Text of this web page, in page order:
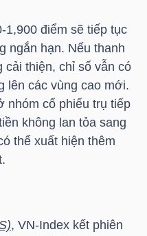
1,900 điểm sẽ tiếp tục
ngắn hạn. Nếu thanh
cải thiện, chỉ số vẫn có
lên các vùng cao mới.
nhóm cổ phiếu trụ tiếp
không lan tỏa sang
thể xuất hiện thêm
, VN-Index kết phiên